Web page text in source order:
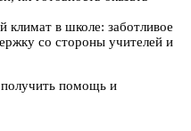
климат в школе: заботливое
со стороны учителей и
помощь и